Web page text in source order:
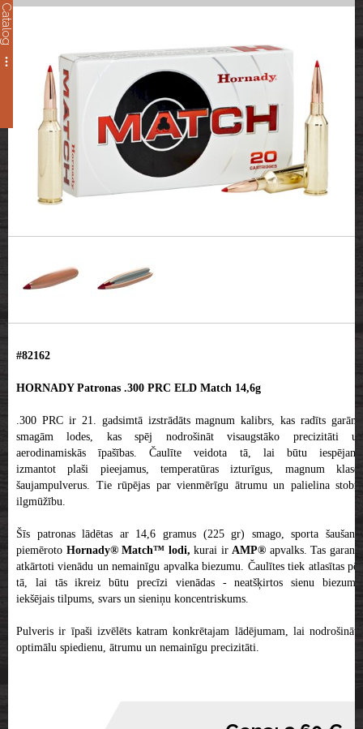
Catalog
#82162
HORNADY Patronas .300 PRC ELD Match 14,6g
.300 PRC ir 21. gadsimtā izstrādāts magnum kalibrs, kas radīts garām,
smagām lodes, kas spēj nodrošināt visaugstāko precizitāti un
aerodinamiskās īpašības. Čaulīte veidota tā, lai būtu iespējams
izmantot plaši pieejamus, temperatūras izturīgus, magnum klases
šaujampulverus. Tie rūpējas par vienmērīgu ātrumu un palielina stobra
ilgmūžību.
Šīs patronas lādētas ar 14,6 gramus (225 gr) smago, sporta šaušanai
piemēroto Hornady® Match™ lodi, kurai irAMP® apvalks. Tas garantē
atkārtoti vienādu un nemainīgu apvalka biezumu. Čaulītes tiek atlasītas pēc
tā, lai tās ikreiz būtu precīzi vienādas - neatšķirtos sienu biezums,
iekšējais tilpums, svars un sieniņu koncentriskums.
Pulveris ir īpaši izvēlēts katram konkrētajam lādējumam, lai nodrošinātu
optimālu spiedienu, ātrumu un nemainīgu precizitāti.